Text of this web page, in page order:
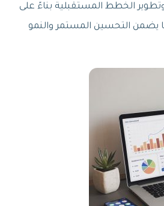
الخطط المستقبلية بناءً على
يضمن التحسين المستمر والنمو